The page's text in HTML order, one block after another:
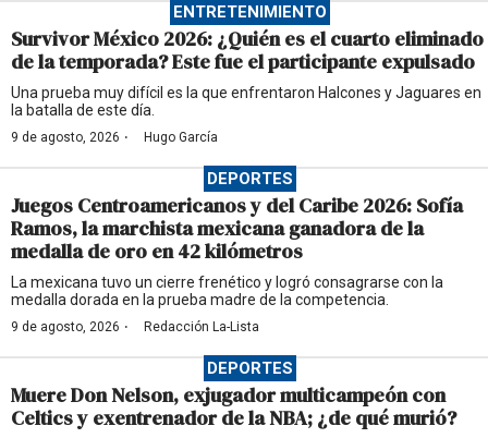
ENTRETENIMIENTO
Survivor México 2026: ¿Quién es el cuarto eliminado
de la temporada? Este fue el participante expulsado
Una prueba muy difícil es la que enfrentaron Halcones y Jaguares en
la batalla de este día.
9 de agosto, 2026 · Hugo García
DEPORTES
Juegos Centroamericanos y del Caribe 2026: Sofía
Ramos, la marchista mexicana ganadora de la
medalla de oro en 42 kilómetros
La mexicana tuvo un cierre frenético y logró consagrarse con la
medalla dorada en la prueba madre de la competencia.
9 de agosto, 2026 · Redacción La-Lista
DEPORTES
Muere Don Nelson, exjugador multicampeón con
Celtics y exentrenador de la NBA; ¿de qué murió?